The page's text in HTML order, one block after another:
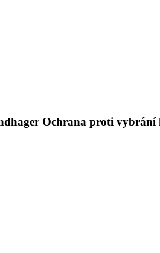
Ochrana proti vybrání